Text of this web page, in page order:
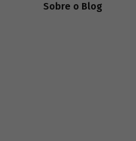
Sobre o Blog